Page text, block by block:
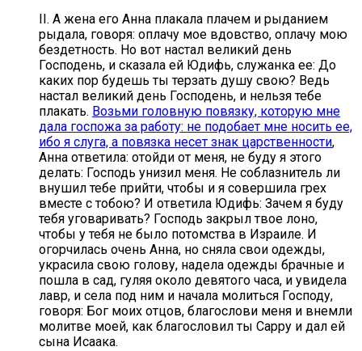
II. А жена его Анна плакала плачем и рыданием
рыдала, говоря: оплачу мое вдовство, оплачу мою
бездетность. Но вот настал великий день
Господень, и сказала ей Юдифь, служанка ее: До
каких пор будешь ты терзать душу свою? Ведь
настал великий день Господень, и нельзя тебе
плакать. Возьми головную повязку, которую мне
дала госпожа за работу: не подобает мне носить ее,
ибо я слуга, а повязка несет знак царственности,
Анна ответила: отойди от меня, не буду я этого
делать: Господь унизил меня. Не соблазнитель ли
внушил тебе прийти, чтобы и я совершила грех
вместе с тобою? И ответила Юдифь: Зачем я буду
тебя уговаривать? Господь закрыл твое лоно,
чтобы у тебя не было потомства в Израиле. И
огорчилась очень Анна, но сняла свои одежды,
украсила свою голову, надела одежды брачные и
пошла в сад, гуляя около девятого часа, и увидела
лавр, и села под ним и начала молиться Господу,
говоря: Бог моих отцов, благослови меня и внемли
молитве моей, как благословил ты Сарру и дал ей
сына Исаака.